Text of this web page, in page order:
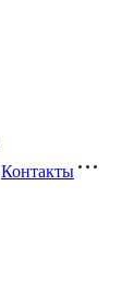
Контакты